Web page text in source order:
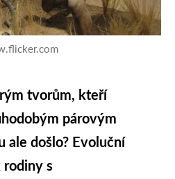
tvorům, kteří
párovým
ale došlo? Evoluční
rodiny s